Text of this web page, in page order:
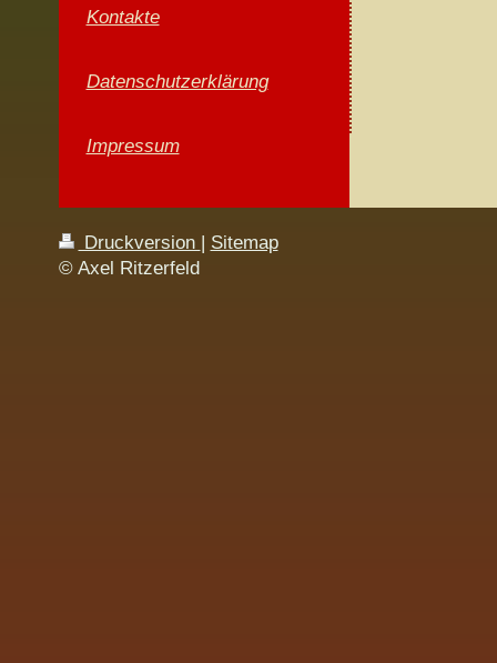
Kontakte
Datenschutzerklärung
Impressum
Druckversion | Sitemap
© Axel Ritzerfeld